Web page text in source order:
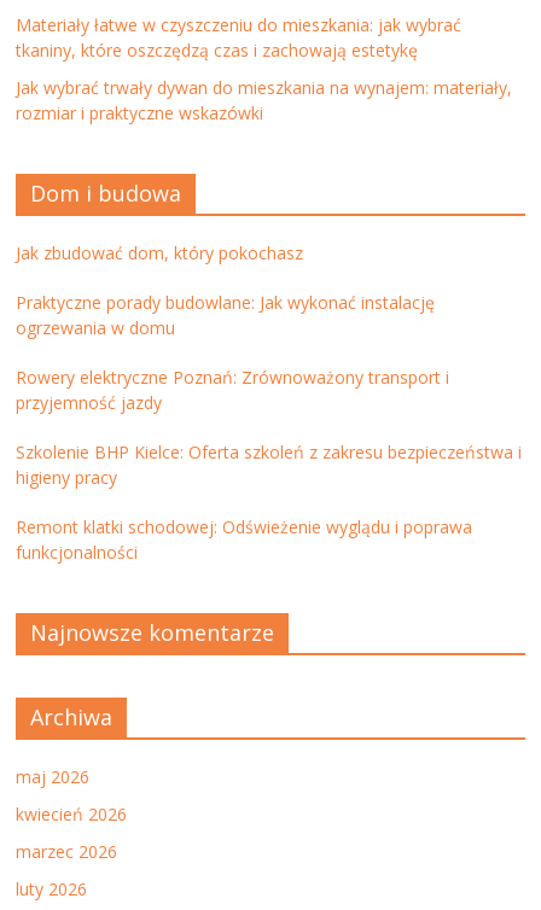
Materiały łatwe w czyszczeniu do mieszkania: jak wybrać
tkaniny, które oszczędzą czas i zachowają estetykę
Jak wybrać trwały dywan do mieszkania na wynajem: materiały,
rozmiar i praktyczne wskazówki
Dom i budowa
Jak zbudować dom, który pokochasz
Praktyczne porady budowlane: Jak wykonać instalację
ogrzewania w domu
Rowery elektryczne Poznań: Zrównoważony transport i
przyjemność jazdy
Szkolenie BHP Kielce: Oferta szkoleń z zakresu bezpieczeństwa i
higieny pracy
Remont klatki schodowej: Odświeżenie wyglądu i poprawa
funkcjonalności
Najnowsze komentarze
Archiwa
maj 2026
kwiecień 2026
marzec 2026
luty 2026